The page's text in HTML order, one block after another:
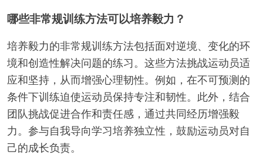
哪些非常规训练方法可以培养毅力？
培养毅力的非常规训练方法包括面对逆境、变化的环
境和创造性解决问题的练习。这些方法挑战运动员适
应和坚持，从而增强心理韧性。例如，在不可预测的
条件下训练迫使运动员保持专注和韧性。此外，结合
团队挑战促进合作和责任感，通过共同经历增强毅
力。参与自我导向学习培养独立性，鼓励运动员对自
己的成长负责。